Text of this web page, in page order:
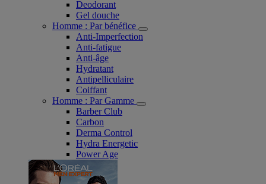
Deodorant
Gel douche
Homme : Par bénéfice
Anti-Imperfection
Anti-fatigue
Anti-âge
Hydratant
Antipelliculaire
Coiffant
Homme : Par Gamme
Barber Club
Carbon
Derma Control
Hydra Energetic
Power Age